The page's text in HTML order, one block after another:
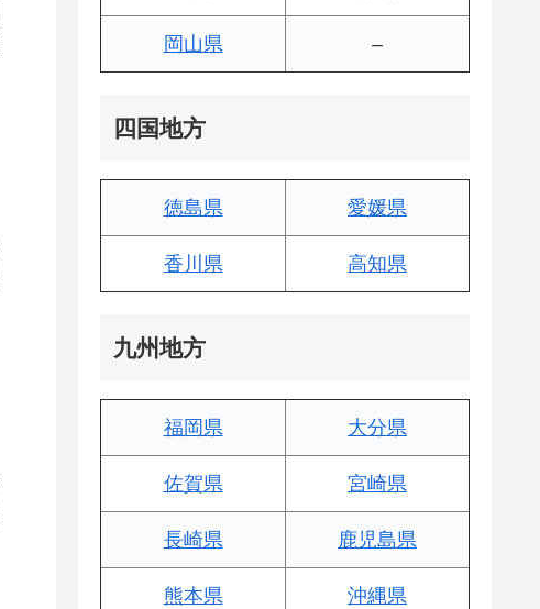
岡山県 –
四国地方
徳島県 愛媛県
香川県 高知県
九州地方
福岡県 大分県
佐賀県 宮崎県
長崎県 鹿児島県
熊本県 沖縄県